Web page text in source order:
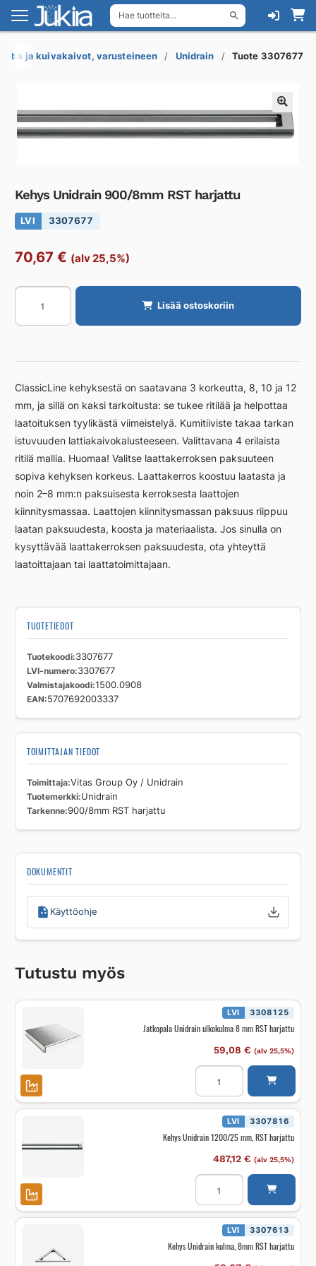
Hae tuotteita...
Siirry
navigointiin
Siirry
sisältöön
ja kuivakaivot, varusteineen Unidrain Tuote 3307677
Kehys Unidrain 900/8mm RST harjattu
LVI 3307677
70,67 € (alv 25,5%)
Kehys
Unidrain
900/8mm
harjattu
Lisää ostoskoriin
ClassicLine kehyksestä on saatavana 3 korkeutta, 8, 10 ja 12
mm, ja sillä on kaksi tarkoitusta: se tukee ritilää ja helpottaa
laatoituksen tyylikästä viimeistelyä. Kumitiiviste takaa tarkan
istuvuuden lattiakaivokalusteeseen. Valittavana 4 erilaista
ritilä mallia. Huomaa! Valitse laattakerroksen paksuuteen
sopiva kehyksen korkeus. Laattakerros koostuu laatasta ja
noin 2–8 mm:n paksuisesta kerroksesta laattojen
kiinnitysmassaa. Laattojen kiinnitysmassan paksuus riippuu
laatan paksuudesta, koosta ja materiaalista. Jos sinulla on
kysyttävää laattakerroksen paksuudesta, ota yhteyttä
laatoittajaan tai laattatoimittajaan.
TUOTETIEDOT
Tuotekoodi 3307677
LVI-numero 3307677
Valmistajakoodi 1500.0908
EAN 5707692003337
TOIMITTAJAN TIEDOT
Toimittaja Vitas Group Oy / Unidrain
Tuotemerkki Unidrain
Tarkenne 900/8mm RST harjattu
DOKUMENTIT
Käyttöohje
Tutustu myös
LVI 3308125
Jatkopala Unidrain ulkokulma 8 mm RST harjattu
59,08 € (alv 25,5%)
Jatkopala
Unidrain
ulkokulma
8
mm
harjattu
määrä
LVI 3307816
Kehys Unidrain 1200/25 mm, RST harjattu
487,12 € (alv 25,5%)
Kehys
Unidrain
1200/25
mm,
RST
harjattu
määrä
LVI 3307613
Kehys Unidrain kulma, 8mm RST harjattu